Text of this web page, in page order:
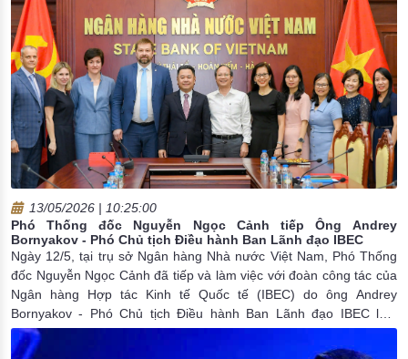
13/05/2026 | 10:25:00
Phó Thống đốc Nguyễn Ngọc Cảnh tiếp Ông Andrey
Bornyakov - Phó Chủ tịch Điều hành Ban Lãnh đạo IBEC
Ngày 12/5, tại trụ sở Ngân hàng Nhà nước Việt Nam, Phó Thống
đốc Nguyễn Ngọc Cảnh đã tiếp và làm việc với đoàn công tác của
Ngân hàng Hợp tác Kinh tế Quốc tế (IBEC) do ông Andrey
Bornyakov - Phó Chủ tịch Điều hành Ban Lãnh đạo IBEC làm
Trưởng đoàn.